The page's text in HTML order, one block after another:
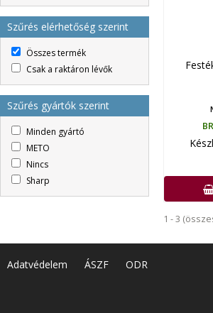
Szűrés elérhetőség szerint
Összes termék
Csak a raktáron lévők
Szűrés gyártók szerint
Minden gyártó
METO
Nincs
Sharp
1 - 3
Adatvédelem ÁSZF ODR